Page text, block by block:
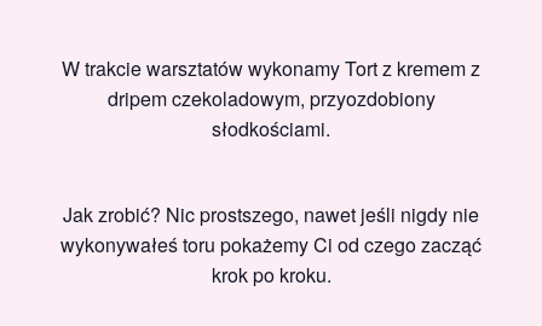
W trakcie warsztatów wykonamy Tort z kremem z
dripem czekoladowym, przyozdobiony
słodkościami.
Jak zrobić? Nic prostszego, nawet jeśli nigdy nie
wykonywałeś toru pokażemy Ci od czego zacząć
krok po kroku.